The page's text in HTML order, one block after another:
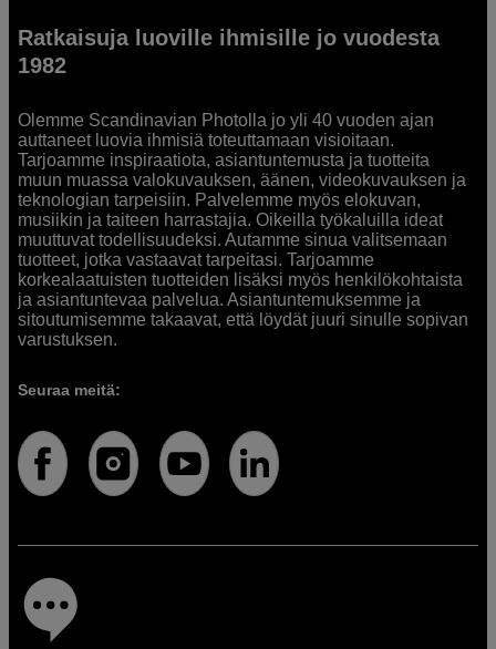
Ratkaisuja luoville ihmisille jo vuodesta
1982
Olemme Scandinavian Photolla jo yli 40 vuoden ajan
auttaneet luovia ihmisiä toteuttamaan visioitaan.
Tarjoamme inspiraatiota, asiantuntemusta ja tuotteita
muun muassa valokuvauksen, äänen, videokuvauksen ja
teknologian tarpeisiin. Palvelemme myös elokuvan,
musiikin ja taiteen harrastajia. Oikeilla työkaluilla ideat
muuttuvat todellisuudeksi. Autamme sinua valitsemaan
tuotteet, jotka vastaavat tarpeitasi. Tarjoamme
korkealaatuisten tuotteiden lisäksi myös henkilökohtaista
ja asiantuntevaa palvelua. Asiantuntemuksemme ja
sitoutumisemme takaavat, että löydät juuri sinulle sopivan
varustuksen.
Seuraa meitä: